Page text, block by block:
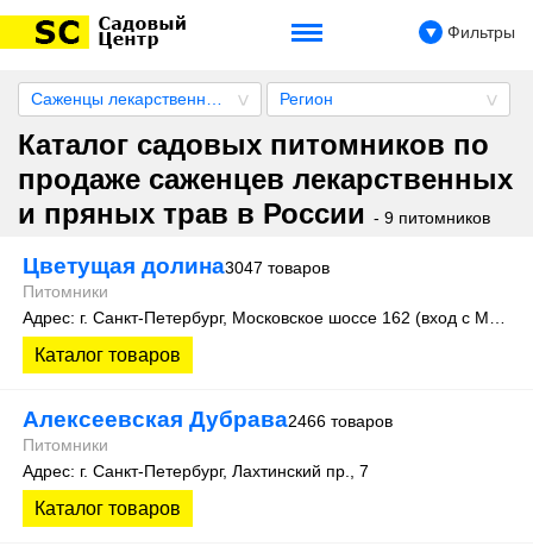
Фильтры
Регион
Каталог садовых питомников по
продаже саженцев лекарственных
и пряных трав в России - 9 питомников
Цветущая долина3047 товаров
Питомники
Каталог товаров
Алексеевская Дубрава2466 товаров
Питомники
Адрес: г. Санкт-Петербург, Лахтинский пр., 7
Каталог товаров